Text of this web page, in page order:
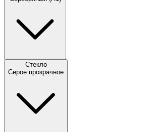
Стекло
Серое прозрачное